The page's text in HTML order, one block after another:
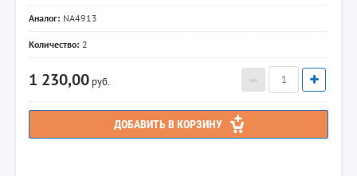
Аналог: NA4913
Количество: 2
1 230,00 руб.
ДОБАВИТЬ В КОРЗИНУ